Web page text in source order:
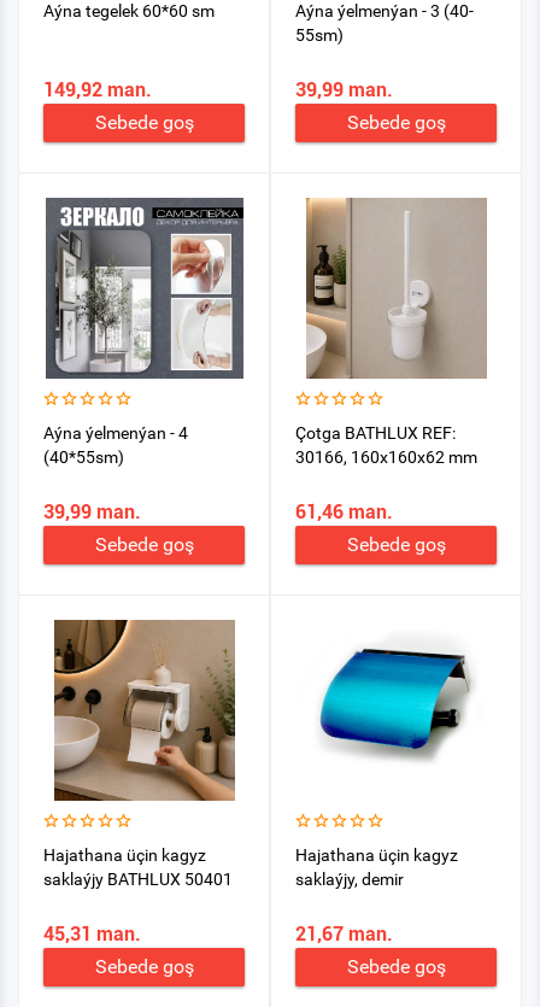
Aýna tegelek 60*60 sm
149,92 man.
Sebede goş
Aýna ýelmenýan - 3 (40-
55sm)
39,99 man.
Sebede goş
Aýna ýelmenýan - 4
(40*55sm)
39,99 man.
Sebede goş
Çotga BATHLUX REF:
30166, 160x160x62 mm
61,46 man.
Sebede goş
Hajathana üçin kagyz
saklaýjy BATHLUX 50401
45,31 man.
Sebede goş
Hajathana üçin kagyz
saklaýjy, demir
21,67 man.
Sebede goş